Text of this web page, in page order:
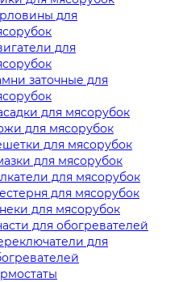
для
для
заточные для
для мясорубок
для мясорубок
для мясорубок
для мясорубок
для мясорубок
для мясорубок
для мясорубок
для обогревателей
для